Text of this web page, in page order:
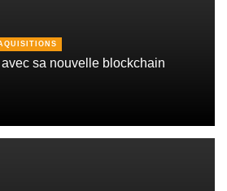
sa nouvelle blockchain